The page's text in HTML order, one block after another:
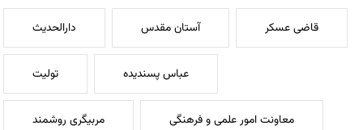
دارالحدیث آستان مقدس قاضی عسکر
تولیت عباس پسندیده
مربیگری روشمند معاونت امور علمی و فرهنگی